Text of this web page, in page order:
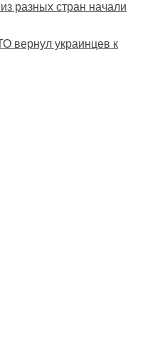
разных стран начали
вернул украинцев к